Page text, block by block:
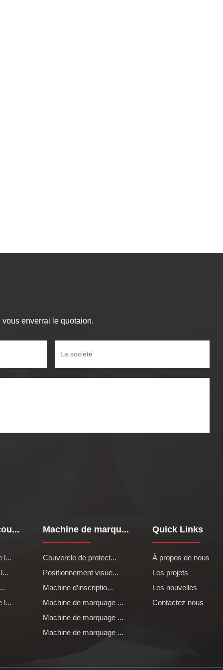
enverrai le quotaion.
l...
l...
Machine de marqu...
Couvercle de protect...
Positionnement visue...
Machine d’inscriptio...
Machine de marquage ...
Machine de marquage ...
Machine de marquage ...
Quick Links
À propos de nous
Les projets
Les nouvelles
Contactez nous